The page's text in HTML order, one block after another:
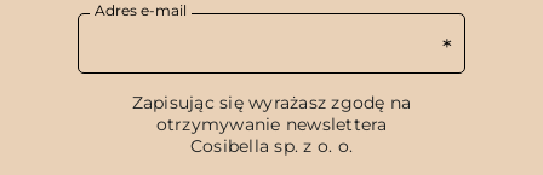
Adres e-mail
Zapisując się wyrażasz zgodę na
otrzymywanie newslettera
Cosibella sp. z o. o.